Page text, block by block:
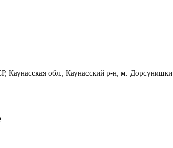
Каунасская обл., Каунасский р-н, м. Дорсунишки